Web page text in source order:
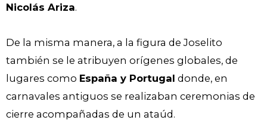
Nicolás Ariza.
De la misma manera, a la figura de Joselito
también se le atribuyen orígenes globales, de
lugares como España y Portugal donde, en
carnavales antiguos se realizaban ceremonias de
cierre acompañadas de un ataúd.